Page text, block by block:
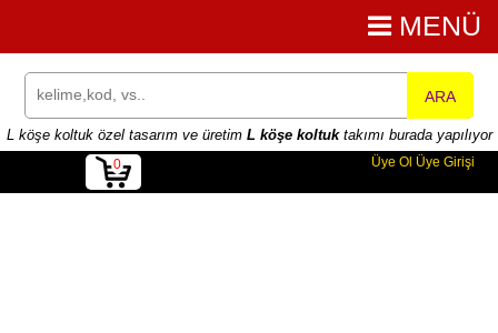
MENÜ
ARA
L köşe koltuk özel tasarım ve üretim L köşe koltuktakımı burada yapılıyor
0 Üye Ol Üye Girişi